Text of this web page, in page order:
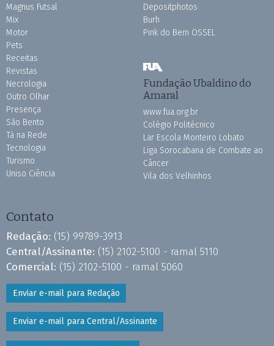
Magnus Futsal
Mix
Motor
Pets
Receitas
Revistas
Necrologia
Outro Olhar
Presença
São Bento
Tá na Rede
Tecnologia
Turismo
Uniso Ciência
Depositphotos
Burh
Pink do Bem OSSEL
Fundação Ubaldino do
Amaral
www.fua.org.br
Colégio Politécnico
Lar Escola Monteiro Lobato
Liga Sorocabana de Combate ao
Câncer
Vila dos Velhinhos
Contato
Redação: (15) 99789-3913
Central/Assinante: (15) 2102-5100 - ramal 5110
Comercial: (15) 2102-5100 - ramal 5060
Enviar e-mail para Redação
Enviar e-mail para Central/Assinante